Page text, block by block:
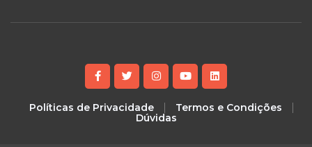
Políticas de Privacidade
Termos e Condições
Dúvidas